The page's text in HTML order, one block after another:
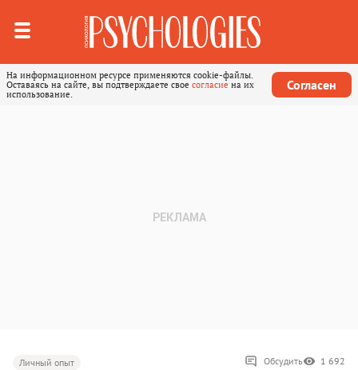
На информационном ресурсе применяются cookie-файлы.
Оставаясь на сайте, вы подтверждаете свое согласие на их
использование.
Согласен
Личный опыт Обсудить 1 692